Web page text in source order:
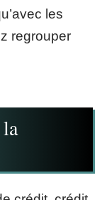
les
regrouper